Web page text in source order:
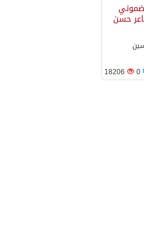
حسن
0
18206